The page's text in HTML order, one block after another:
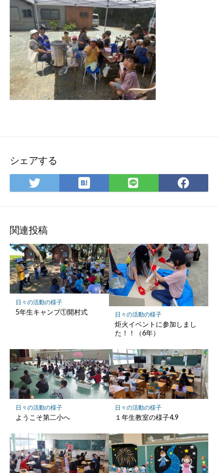
シェアする
Twitter
で
ア
は
て
ク
マ
ー
ク
に
LINE
で
で
関連投稿
日々の活動の様子
5年生キャンプ①開村式 日々の活動の様子
炬火イベントに参加しまし
た！！（6年）
日々の活動の様子
ようこそ第二小へ
日々の活動の様子
１年生教室の様子4.9